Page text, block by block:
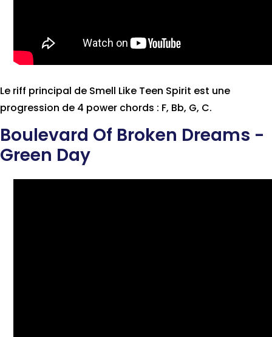
Le riff principal de Smell Like Teen Spirit est une
progression de 4 power chords : F, Bb, G, C.
Boulevard Of Broken Dreams -
Green Day